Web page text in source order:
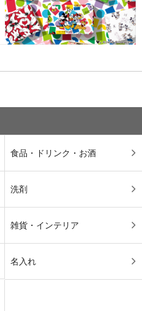
食品・ドリンク・お酒
洗剤
雑貨・インテリア
名入れ